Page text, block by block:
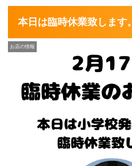
本日は臨時休業致します。
お店の情報